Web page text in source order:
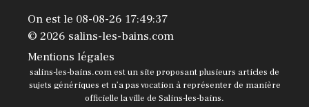
On est le 08-08-26 17:49:37
© 2026 salins-les-bains.com
Mentions légales
salins-les-bains.com est un site proposant plusieurs articles de
sujets génériques et n’a pas vocation à représenter de manière
officielle la ville de Salins-les-bains.